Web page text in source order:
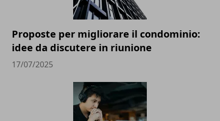
Proposte per migliorare il condominio:
idee da discutere in riunione
17/07/2025